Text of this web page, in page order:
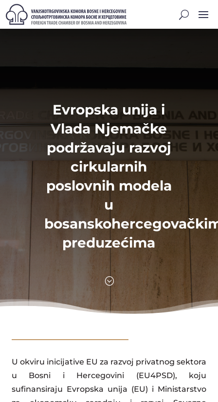
Evropska unija i
Vlada Njemačke
podržavaju razvoj
cirkularnih
poslovnih modela
u
preduzećima
;
U okviru inicijative EU za razvoj privatnog sektora
u Bosni i Hercegovini (EU4PSD), koju
sufinansiraju Evropska unija (EU) i Ministarstvo